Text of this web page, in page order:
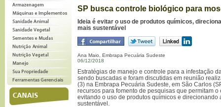
SP busca controle biológico para
Ideia é evitar o uso de produtos químicos,
mais sustentável
Ana Maio, Embrapa Pecuária Sudeste
06/12/2018
Estratégias de manejo e controle para a infestação
sendo buscadas e foram discutidas em reunião
(3) na Embrapa Pecuária Sudeste, em São Carlos
recursos para fomento de pesquisas que permitam
evitando o uso de produtos químicos e direcionando
sustentável.